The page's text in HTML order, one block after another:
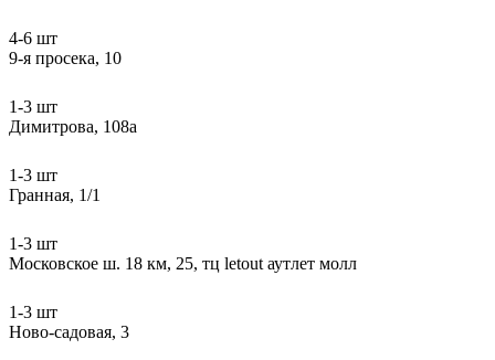
4-6 шт
9-я просека, 10
1-3 шт
Димитрова, 108а
1-3 шт
Гранная, 1/1
1-3 шт
Московское ш. 18 км, 25, тц letout аутлет молл
1-3 шт
Ново-садовая, 3